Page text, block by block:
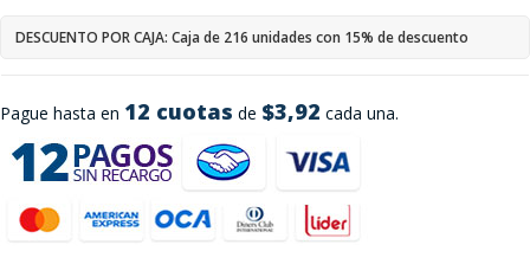
Pague hasta en 12 cuotas de $3,92 cada una.
DESCUENTO POR CAJA: Caja de 216 unidades con 15% de descuento